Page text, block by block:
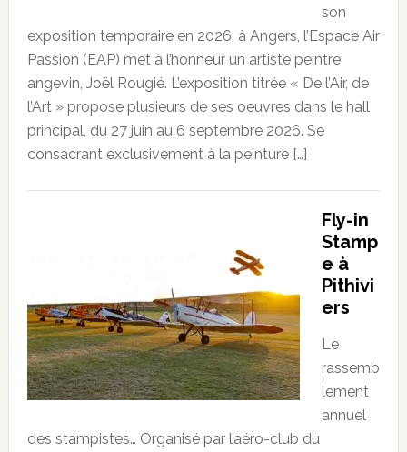
son
exposition temporaire en 2026, à Angers, l’Espace Air
Passion (EAP) met à l’honneur un artiste peintre
angevin, Joël Rougié. L’exposition titrée « De l’Air, de
l’Art » propose plusieurs de ses oeuvres dans le hall
principal, du 27 juin au 6 septembre 2026. Se
consacrant exclusivement à la peinture […]
Fly-in
Stamp
e à
Pithivi
ers
Le
rassemb
lement
annuel
des stampistes… Organisé par l’aéro-club du